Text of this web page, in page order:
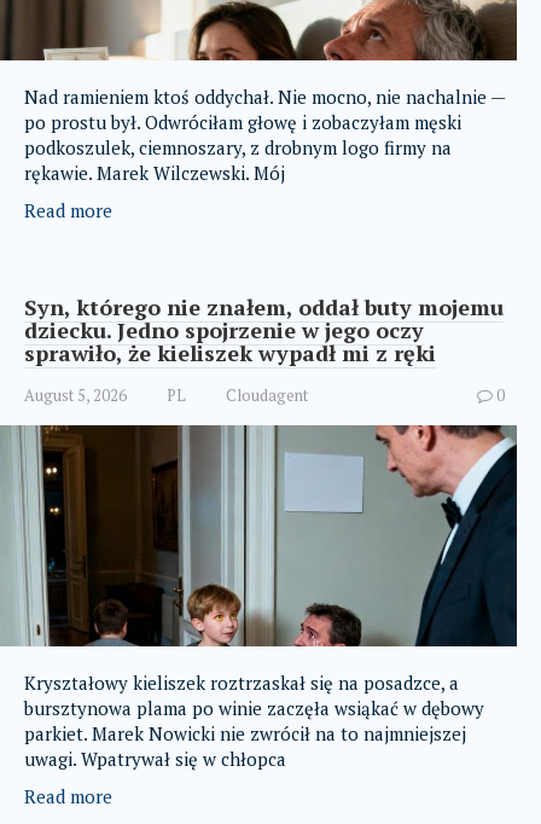
Nad ramieniem ktoś oddychał. Nie mocno, nie nachalnie —
po prostu był. Odwróciłam głowę i zobaczyłam męski
podkoszulek, ciemnoszary, z drobnym logo firmy na
rękawie. Marek Wilczewski. Mój
Read more
Syn, którego nie znałem, oddał buty mojemu
dziecku. Jedno spojrzenie w jego oczy
sprawiło, że kieliszek wypadł mi z ręki
August 5, 2026 PL Cloudagent 0
Kryształowy kieliszek roztrzaskał się na posadzce, a
bursztynowa plama po winie zaczęła wsiąkać w dębowy
parkiet. Marek Nowicki nie zwrócił na to najmniejszej
uwagi. Wpatrywał się w chłopca
Read more